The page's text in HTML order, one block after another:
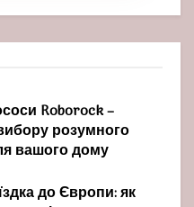
Roborock –
розумного
вашого дому
до Європи: як